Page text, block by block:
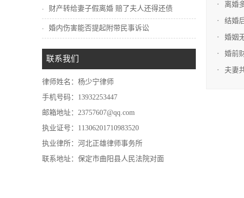
财产转给妻子假离婚 赔了夫人还得还债
婚内伤害能否提起附带民事诉讼
联系我们
律师姓名：杨少宁律师
手机号码：13932253447
邮箱地址：23757607@qq.com
执业证号：11306201710983520
执业律所：河北正雄律师事务所
联系地址：保定市曲阳县人民法院对面
离婚
结婚
婚姻
婚前
夫妻